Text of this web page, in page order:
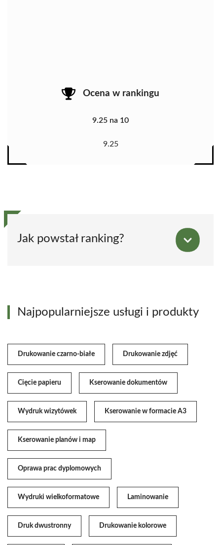
Ocena w rankingu
9.25 na 10
9.25
Jak powstał ranking?
Najpopularniejsze usługi i produkty
Drukowanie czarno-białe Drukowanie zdjęć
Cięcie papieru Kserowanie dokumentów
Wydruk wizytówek Kserowanie w formacie A3
Kserowanie planów i map
Oprawa prac dyplomowych
Wydruki wielkoformatowe Laminowanie
Druk dwustronny Drukowanie kolorowe